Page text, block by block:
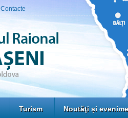
Contacte
Turism Noutăţi și